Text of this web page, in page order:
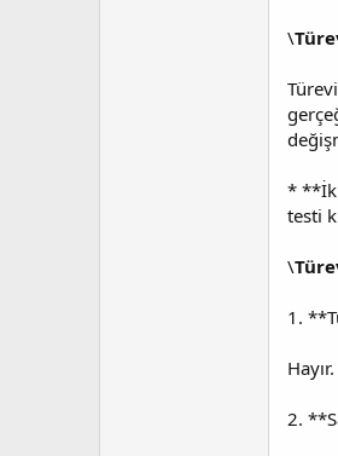
\
*
testi
\
1.
2.